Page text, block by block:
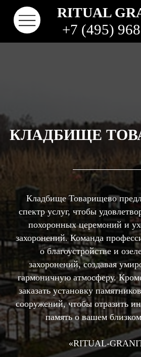
RITUAL GRANIT 77
КЛАДБИЩА
КОНТАКТЫ
ВИДЫ ГРАНИТА
+7 (495) 968-35-33
КЛАДБИЩЕ
Кладбище Товарищево
спектр услуг, чтобы
похоронных церемоний и
захоронений. Команда
о благоустройстве и
захоронений, создавая
гармоничную атмосферу.
заказать установку
сооружений, чтобы отразить
память о вашем
«RIТUAL-